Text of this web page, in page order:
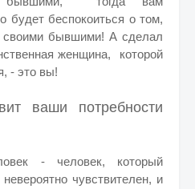
будет беспокоиться о том,
своими бывшими! А сделал
женщина, которой
- это вы!
ваши потребности
- человек, который
чувствителен, и